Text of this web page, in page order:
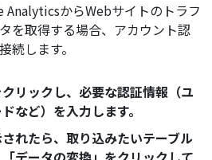
AnalyticsからWebサイトのトラフ
を取得する場合、アカウント認
続します。
リックし、必要な認証情報（ユ
など）を入力します。
れたら、取り込みたいテーブル